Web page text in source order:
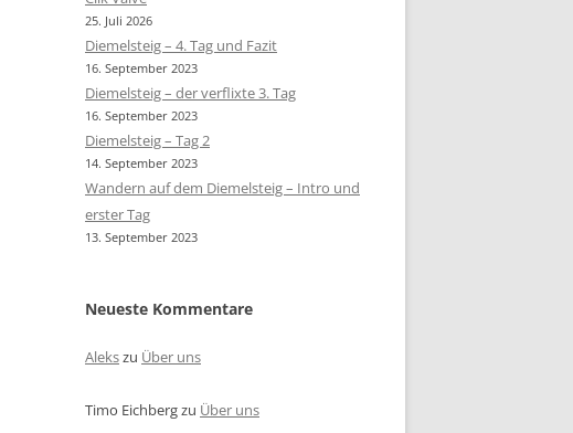
25. Juli 2026
Diemelsteig – 4. Tag und Fazit
16. September 2023
Diemelsteig – der verflixte 3. Tag
16. September 2023
Diemelsteig – Tag 2
14. September 2023
Wandern auf dem Diemelsteig – Intro und
erster Tag
13. September 2023
Neueste Kommentare
Alekszu Über uns
Timo Eichbergzu Über uns